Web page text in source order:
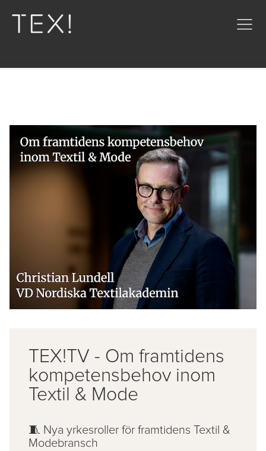
TEX!TV - Om framtidens
kompetensbehov inom
Textil & Mode
🧵 Nya yrkesroller för framtidens Textil &
Modebransch